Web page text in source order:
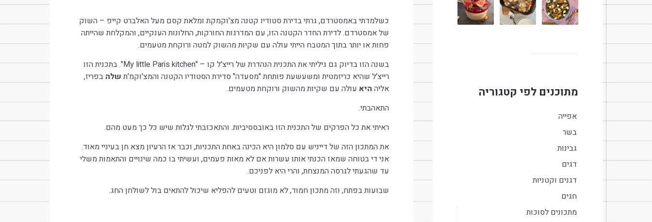
כשלמדתי באמסטרדם, גרתי בדירת סטודיו קטנה מצ'וקמקת ומלאת קסם מעל האלברט קייפ – השוק
של אמסטרדם. לדירת החדר הקטנה הזו, עם המדרגות החורקות, החלונות הענקיים, והמקלחת שהייתה
פחות או יותר בתוך המטבח הייתי עולה עם שקיות מהשוק למטה ורוקחת מטעמים.
בשנה הזו בדיוק גם גיליתי את התכנית הנהדרת של רייצ'ל קו – "My little Paris kitchen". בתכנית הזו
רייצ'ל שהיא כריזמטית ומשעשעת פותחת "מסעדה" סדירת הסטודיו הקטנה והמצ'וקמ'תשלה בפריז,
אליה היא עולה עם שקיות מהשוק ורוקחת מטעמים.
התאהבתי.
ראיתי את כל הפרקים של התכנית הזו באובססיביות. והתאכזבתי לגלות שיש כל כך מעט מהם.
את המתכון הזה של דייניש עם סלמון היא הכינה באחת התכניות, וכבר אז הרעיון מצא חן בעיניי מאוד.
אני די בטוחה שמאז הכנתי אותו עשרות אם לא מאות פעמים, ועשיתי בו כמה שינויים והתאמות משלי
עד שהגעתי לגרסה המנצחת, והרי היא לפניכם.
שבועות בפתח, וזה מתכון חמוד, לא מוגזם וטעים להפליא שיכול להתאים בול לשולחן החג.
מתוכנים לפי קטגוריה
אפייה
בשר
גבינות
דגים
דגנים וקטניות
חגים
מתכונים לסוכות